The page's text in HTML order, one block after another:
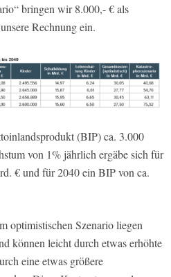
bringen wir 8.000,- € als
Rechnung ein.
(BIP) ca. 3.000
von 1% jährlich ergäbe sich für
€ und für 2040 ein BIP von ca.
optimistischen Szenario liegen
können leicht durch etwas erhöhte
eine etwas größere